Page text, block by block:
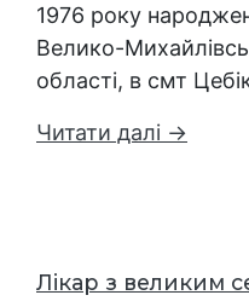
1976 року
Велико-
області, в смт
Читати далі →
Лікар з великим